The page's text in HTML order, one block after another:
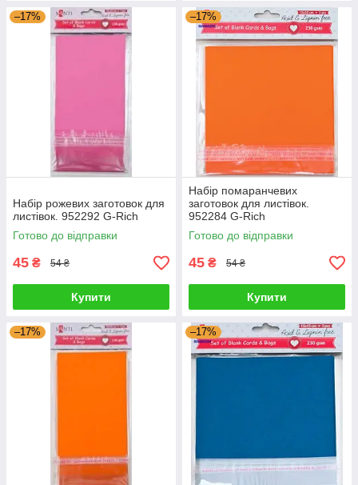
–17%
Набір рожевих заготовок для
листівок. 952292 G-Rich
Готово до відправки
45 ₴ 54 ₴
Купити
–17%
Набір помаранчевих
заготовок для листівок.
952284 G-Rich
Готово до відправки
45 ₴ 54 ₴
Купити
–17% –17%